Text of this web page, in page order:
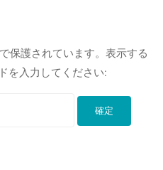
保護されています。表示する
を入力してください: